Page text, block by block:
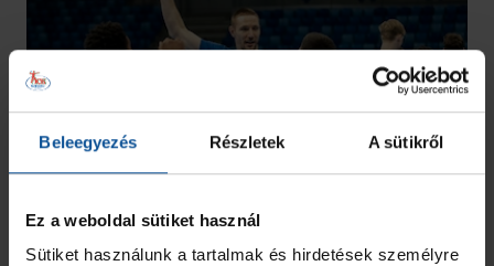
Beleegyezés Részletek A sütikről
Ez a weboldal sütiket használ
Sütiket használunk a tartalmak és hirdetések személyre